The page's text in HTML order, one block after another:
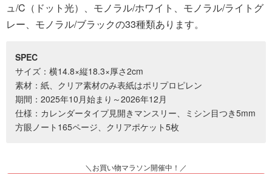
ュ/C（ドット光）、モノラル/ホワイト、モノラル/ライトグ
レー、モノラル/ブラックの33種類あります。
SPEC
サイズ：横14.8×縦18.3×厚さ2cm
素材：紙、クリア素材のみ表紙はポリプロピレン
期間：2025年10月始まり～2026年12月
仕様：カレンダータイプ見開きマンスリー、ミシン目つき5mm
方眼ノート165ページ、クリアポケット5枚